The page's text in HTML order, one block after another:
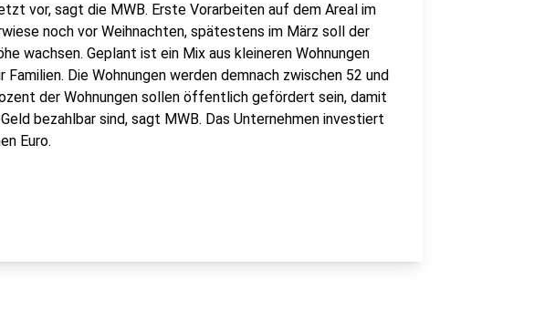
vor, sagt die MWB. Erste Vorarbeiten auf dem Areal im
noch vor Weihnachten, spätestens im März soll der
wachsen. Geplant ist ein Mix aus kleineren Wohnungen
Die Wohnungen werden demnach zwischen 52 und
der Wohnungen sollen öffentlich gefördert sein, damit
bezahlbar sind, sagt MWB. Das Unternehmen investiert
Euro.